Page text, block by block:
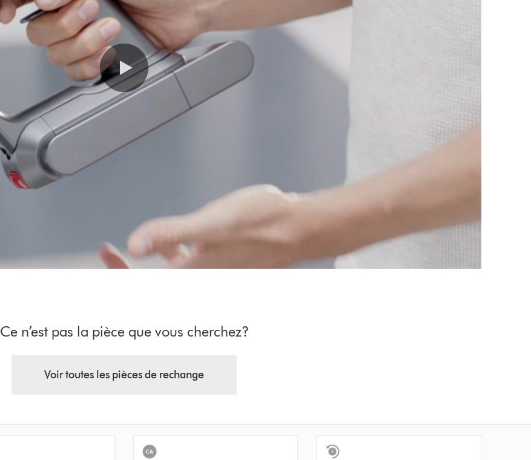
Ce n’est pas la pièce que vous cherchez?
Voir toutes les pièces de rechange